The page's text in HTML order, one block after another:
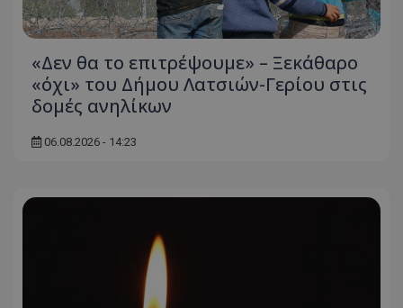
«Δεν θα το επιτρέψουμε» – Ξεκάθαρο
«όχι» του Δήμου Λατσιών-Γερίου στις
δομές ανηλίκων
06.08.2026 - 14:23